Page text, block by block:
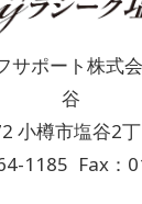
サポート株式
谷
小樽市塩谷2
1185 Fax：